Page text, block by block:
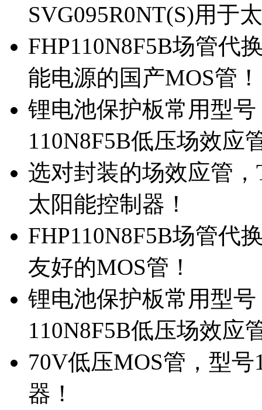
SVG095R0NT(S)用于
FHP110N8F5B场管代
能电源的国产MOS管！
锂电池保护板常用型
110N8F5B低压场效应
选对封装的场效应管
太阳能控制器！
FHP110N8F5B场管代
友好的MOS管！
锂电池保护板常用型
110N8F5B低压场效应
70V低压MOS管，型
器！